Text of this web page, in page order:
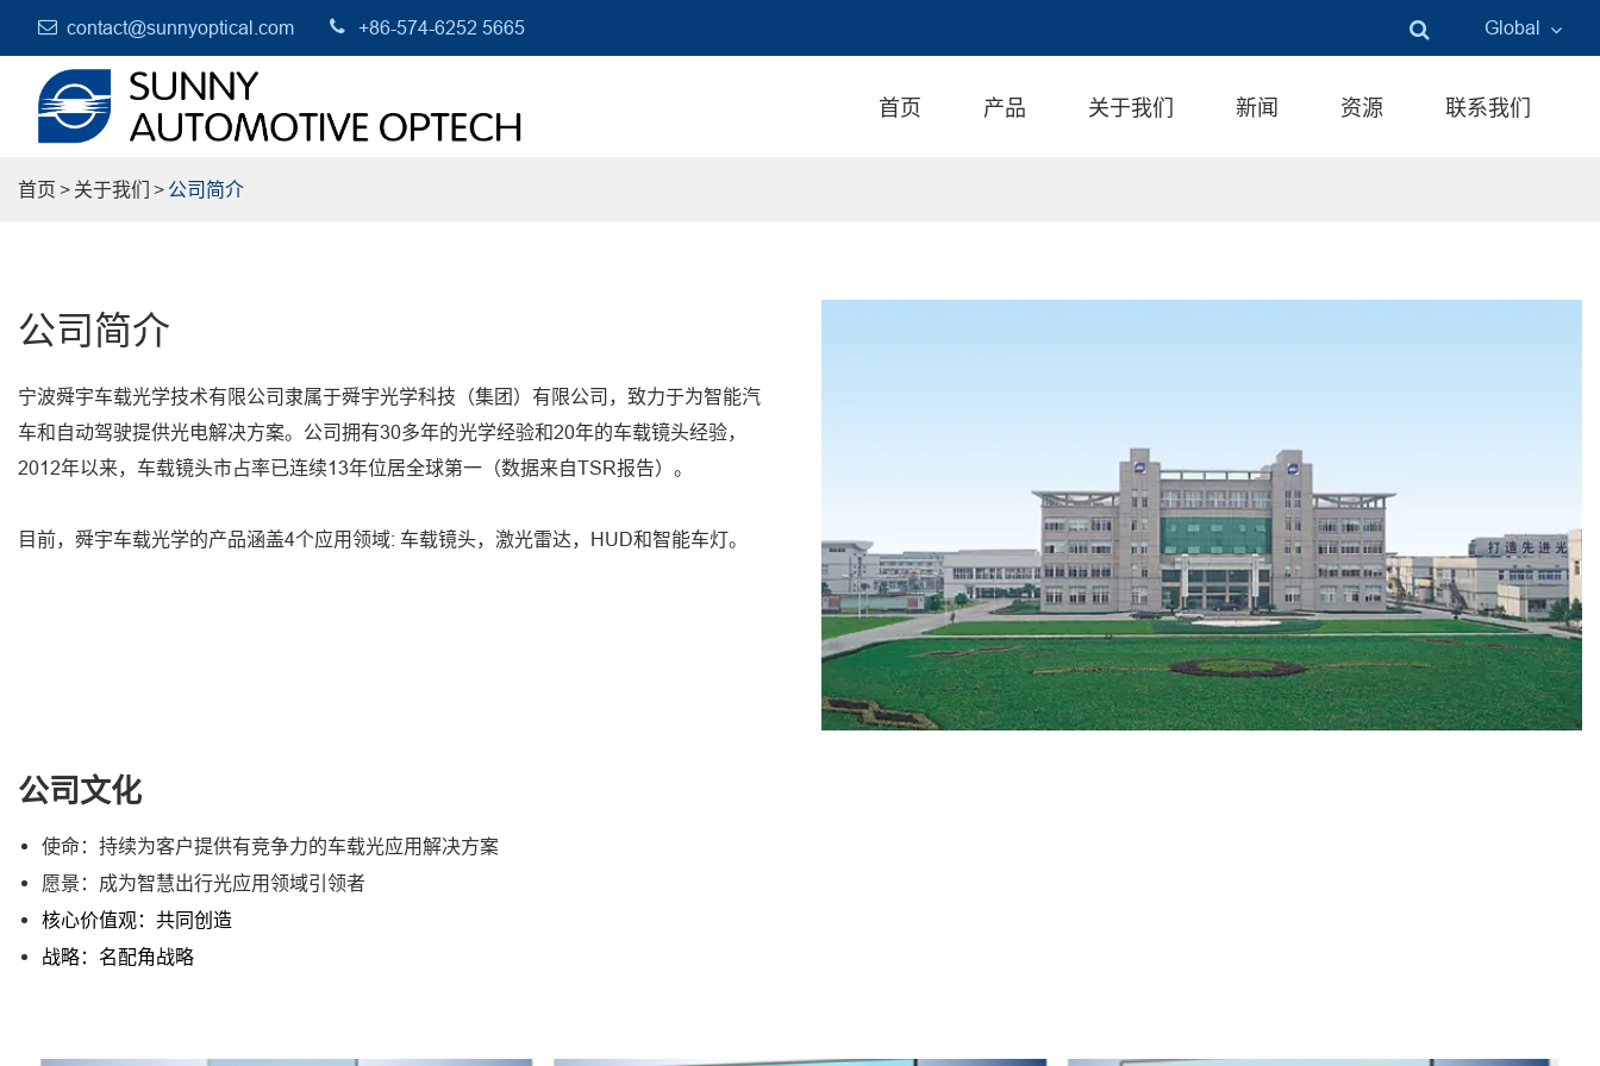
contact@sunnyoptical.com +86-574-6252 5665 Global
首页 产品 关于我们 新闻 资源 联系我们
首页 关于我们 公司简介
公司简介
宁波舜宇车载光学技术有限公司隶属于舜宇光学科技（集团）有限公司，致力于为智能汽
车和自动驾驶提供光电解决方案。公司拥有30多年的光学经验和20年的车载镜头经验，
2012年以来，车载镜头市占率已连续13年位居全球第一（数据来自TSR报告）。
目前，舜宇车载光学的产品涵盖4个应用领域: 车载镜头，激光雷达，HUD和智能车灯。
公司文化
使命：持续为客户提供有竞争力的车载光应用解决方案
愿景：成为智慧出行光应用领域引领者
核心价值观：共同创造
战略：名配角战略